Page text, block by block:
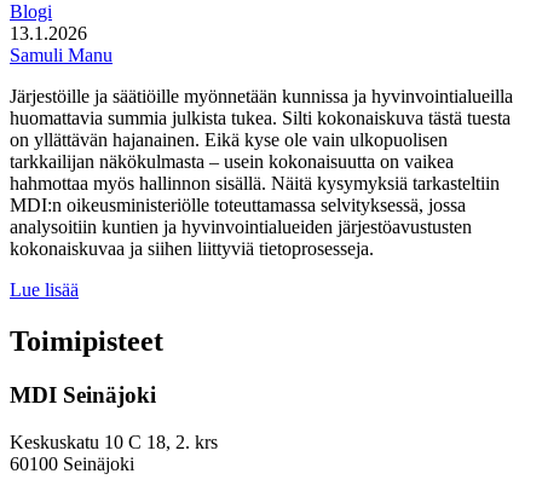
Blogi
13.1.2026
Samuli Manu
Järjestöille ja säätiöille myönnetään kunnissa ja hyvinvointialueilla
huomattavia summia julkista tukea. Silti kokonaiskuva tästä tuesta
on yllättävän hajanainen. Eikä kyse ole vain ulkopuolisen
tarkkailijan näkökulmasta – usein kokonaisuutta on vaikea
hahmottaa myös hallinnon sisällä. Näitä kysymyksiä tarkasteltiin
MDI:n oikeusministeriölle toteuttamassa selvityksessä, jossa
analysoitiin kuntien ja hyvinvointialueiden järjestöavustusten
kokonaiskuvaa ja siihen liittyviä tietoprosesseja.
Lue lisää
merkittävistä
rahavirroista,
niistä
vaikeaa
muodostaa
Toimipisteet
MDI Seinäjoki
Keskuskatu 10 C 18, 2. krs
60100 Seinäjoki